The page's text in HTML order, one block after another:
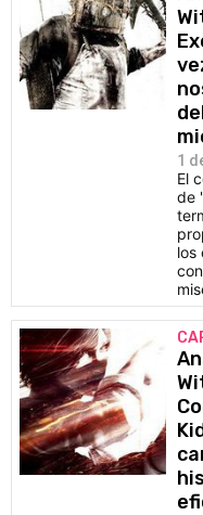
1
El
de
los